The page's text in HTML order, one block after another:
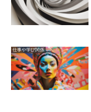
仕事や学び関係